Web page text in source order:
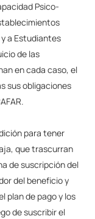
Psico-
a Estudiantes
de las
en cada caso, el
sus obligaciones
para tener
que trascurran
de suscripción del
del beneficio y
plan de pago y los
de suscribir el